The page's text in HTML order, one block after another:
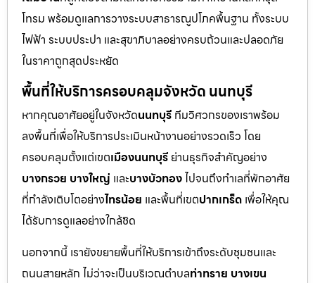
โทรม พร้อมดูแลการวางระบบสาธารณูปโภคพื้นฐาน ทั้งระบบ
ไฟฟ้า ระบบประปา และสุขาภิบาลอย่างครบถ้วนและปลอดภัย
ในราคาถูกสุดประหยัด
พื้นที่ให้บริการครอบคลุมจังหวัด นนทบุรี
หากคุณอาศัยอยู่ในจังหวัดนนทบุรี ทีมวิศวกรของเราพร้อม
ลงพื้นที่เพื่อให้บริการประเมินหน้างานอย่างรวดเร็ว โดย
ครอบคลุมตั้งแต่เขตเมืองนนทบุรี ย่านธุรกิจสำคัญอย่าง
บางกรวย บางใหญ่ และบางบัวทองไปจนถึงทำเลที่พักอาศัย
ที่กำลังเติบโตอย่างไทรน้อย และพื้นที่เขตปากเกร็ด เพื่อให้คุณ
ได้รับการดูแลอย่างใกล้ชิด
นอกจากนี้ เรายังขยายพื้นที่ให้บริการเข้าถึงระดับชุมชนและ
ถนนสายหลัก ไม่ว่าจะเป็นบริเวณตำบลท่าทราย บางเขน